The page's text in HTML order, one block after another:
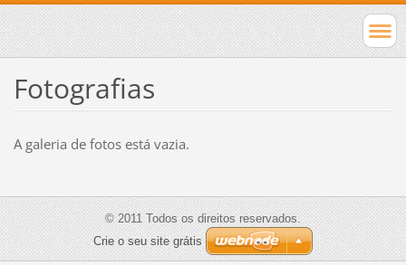
Fotografias
A galeria de fotos está vazia.
© 2011 Todos os direitos reservados.
Crie o seu site grátis